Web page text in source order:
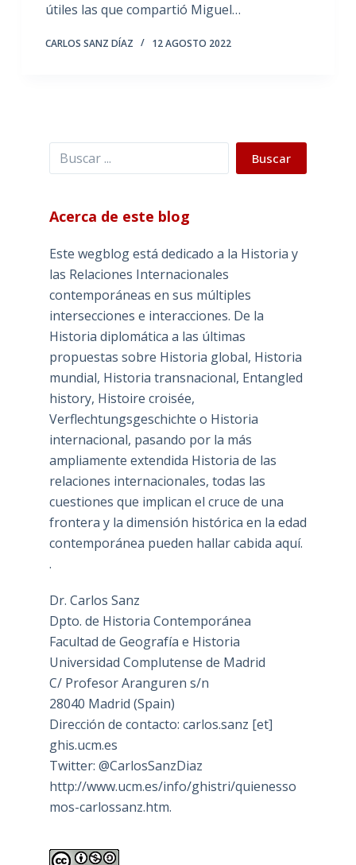
útiles las que compartió Miguel…
CARLOS SANZ DÍAZ 12 AGOSTO 2022
Buscar Buscar
Acerca de este blog
Este wegblog está dedicado a la Historia y
las Relaciones Internacionales
contemporáneas en sus múltiples
intersecciones e interacciones. De la
Historia diplomática a las últimas
propuestas sobre Historia global, Historia
mundial, Historia transnacional, Entangled
history, Histoire croisée,
Verflechtungsgeschichte o Historia
internacional, pasando por la más
ampliamente extendida Historia de las
relaciones internacionales, todas las
cuestiones que implican el cruce de una
frontera y la dimensión histórica en la edad
contemporánea pueden hallar cabida aquí.
.
Dr. Carlos Sanz
Dpto. de Historia Contemporánea
Facultad de Geografía e Historia
Universidad Complutense de Madrid
C/ Profesor Aranguren s/n
28040 Madrid (Spain)
Dirección de contacto: carlos.sanz [et]
ghis.ucm.es
Twitter: @CarlosSanzDiaz
http://www.ucm.es/info/ghistri/quienesso
mos-carlossanz.htm.